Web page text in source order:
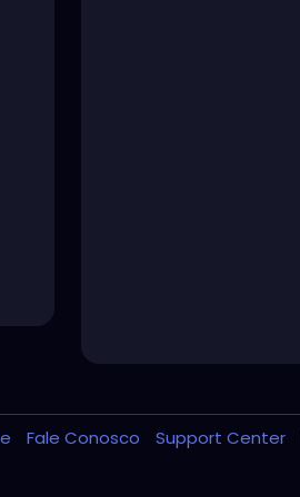
Fale Conosco Support Center